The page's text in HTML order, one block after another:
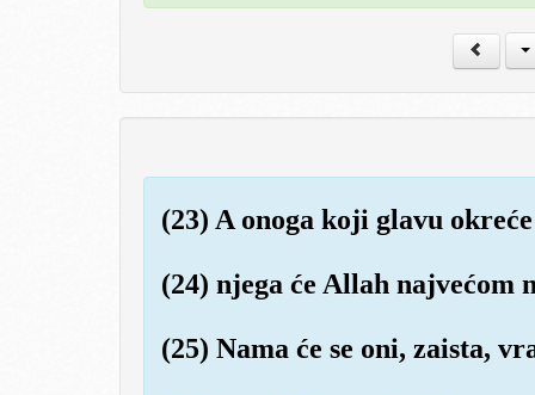
(23) A onoga koji glavu
(24) njega će Allah najvećom
(25) Nama će se oni, zaista,